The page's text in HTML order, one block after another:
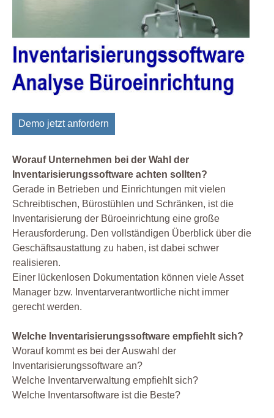
Demo jetzt anfordern
Worauf Unternehmen bei der Wahl der
Inventarisierungssoftware achten sollten?
Gerade in Betrieben und Einrichtungen mit vielen
Schreibtischen, Bürostühlen und Schränken, ist die
Inventarisierung der Büroeinrichtung eine große
Herausforderung. Den vollständigen Überblick über die
Geschäftsaustattung zu haben, ist dabei schwer
realisieren.
Einer lückenlosen Dokumentation können viele Asset
Manager bzw. Inventarverantwortliche nicht immer
gerecht werden.
Welche Inventarisierungssoftware empfiehlt sich?
Worauf kommt es bei der Auswahl der
Inventarisierungssoftware an?
Welche Inventarverwaltung empfiehlt sich?
Welche Inventarsoftware ist die Beste?